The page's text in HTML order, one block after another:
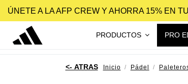
ÚNETE A LA AFP CREW Y AHORRA 15% EN
PRODUCTOS PRO
Inicio Pádel